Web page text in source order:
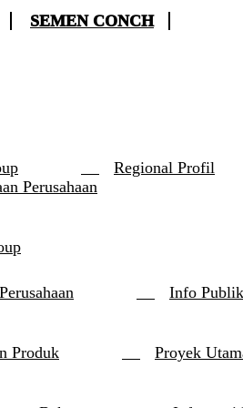
SEMEN CONCH
Regional Profil
Perusahaan
Info
Produk
Proyek